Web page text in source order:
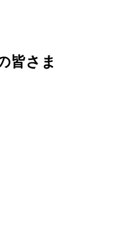
皆さま